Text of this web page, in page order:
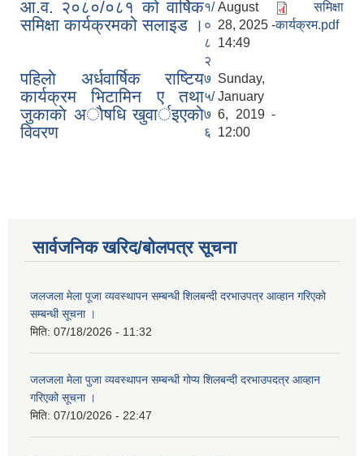
आ.व. २०८०/०८१ को वार्षिक
समिक्षा कार्यक्रमको सलाइड ।
१/
०
८
२
August
28, 2025 -
14:49
समिक्षा
कार्यक्रम.pdf
पहिलाे अर्धवार्षिक राष्टिय
कार्यक्रम भिटामिन ए तथा
जुकाकाे अाैषधि खुवार्इएकाे
विवरण
७
५/
७
६
Sunday,
January
6, 2019 -
12:00
सार्वजनिक खरिद/बोलपत्र सूचना
जलजला मेला पूजा व्यवस्थापन सम्बन्धी शिलबन्दी दरभाउपत्र आव्हान गरिएको
सम्बन्धी सूचना ।
मिति: 07/18/2026 - 11:32
जलजला मेला पुजा व्यवस्थापन सम्बन्धी गोप्य शिलबन्दी दरभाउपदत्र आव्हान
गरिएको सूचना ।
मिति: 07/10/2026 - 22:47